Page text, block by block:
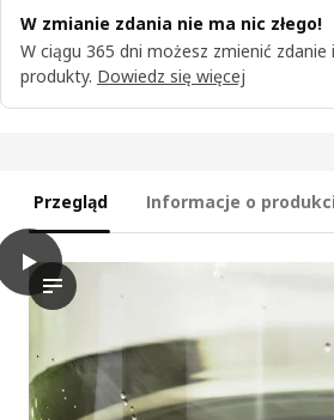
W zmianie zdania nie ma nic złego!
W ciągu 365 dni możesz zmienić zdanie
produkty. Dowiedz się więcej
Przegląd Informacje o
play
Film przedstawia demonstrację
KONSTFULL Wazon, zielonobrązowy,